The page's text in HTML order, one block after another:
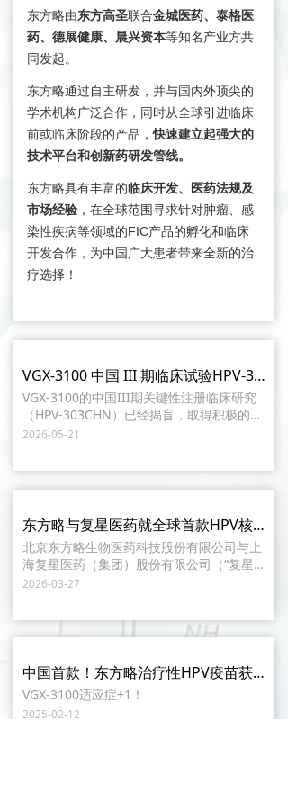
东方略由东方高圣联合金城医药、泰格医
药、德展健康、晨兴资本等知名产业方共
同发起。
东方略通过自主研发，并与国内外顶尖的
学术机构广泛合作，同时从全球引进临床
前或临床阶段的产品，快速建立起强大的
技术平台和创新药研发管线。
东方略具有丰富的临床开发、医药法规及
市场经验 ，在全球范围寻求针对肿瘤、感
染性疾病等领域的FIC产品的孵化和临床
开发合作，为中国广大患者带来全新的治
疗选择！
东方略与复星医药就全球首款HPV核酸创新药VGX-3100达成战略合作
北京东方略生物医药科技股份有限公司与上
海复星医药（集团）股份有限公司（“复星
医药”，股票代码：600196.SH，02196.H
2026-03-27
VGX-3100 中国 III 期临床试验HPV-303CHN取得积极顶线结果
VGX-3100的中国III期关键性注册临床研究
（HPV-303CHN）已经揭盲，取得积极的顶
线结果
2026-05-21
中国首款！东方略治疗性HPV疫苗获批阴道癌前病变新适应症的II期临床研究
VGX-3100适应症+1！
2025-02-12